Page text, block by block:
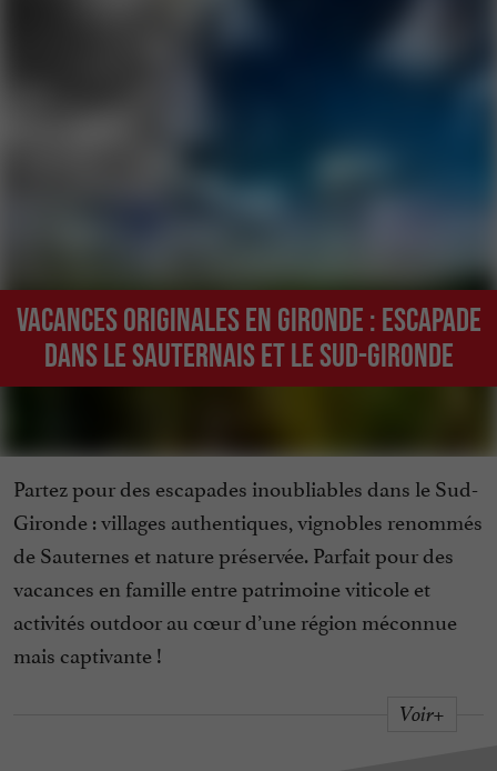
Vacances originales en Gironde : Escapade
dans le Sauternais et le sud-Gironde
Partez pour des escapades inoubliables dans le Sud-
Gironde : villages authentiques, vignobles renommés
de Sauternes et nature préservée. Parfait pour des
vacances en famille entre patrimoine viticole et
activités outdoor au cœur d’une région méconnue
mais captivante !
Voir+